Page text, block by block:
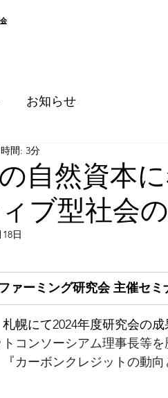
お知らせ
自然資本
ブ型社会
間: 3分
日
ァーミング研究会 主催セミ
札幌にて2024年度研究会の
コンソーシアム理事長等
『カーボンクレジットの動